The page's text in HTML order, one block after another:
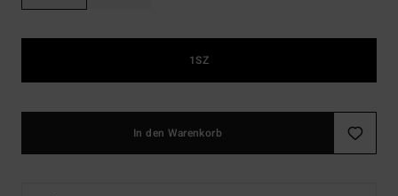
1SZ
In den Warenkorb